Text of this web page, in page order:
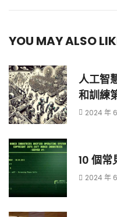
YOU MAY ALSO
人工智
和訓練
2024 年
10 個
2024 年